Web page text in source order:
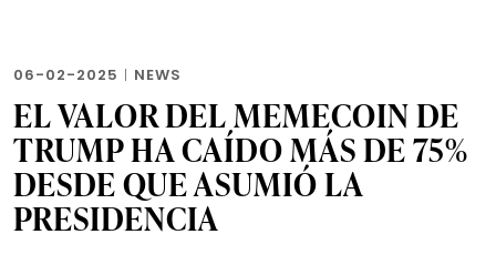
06-02-2025 | NEWS
EL VALOR DEL MEMECOIN DE
TRUMP HA CAÍDO MÁS DE 75%
DESDE QUE ASUMIÓ LA
PRESIDENCIA